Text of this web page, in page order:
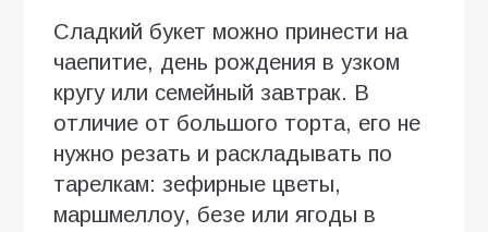
Сладкий букет можно принести на
чаепитие, день рождения в узком
кругу или семейный завтрак. В
отличие от большого торта, его не
нужно резать и раскладывать по
тарелкам: зефирные цветы,
маршмеллоу, безе или ягоды в